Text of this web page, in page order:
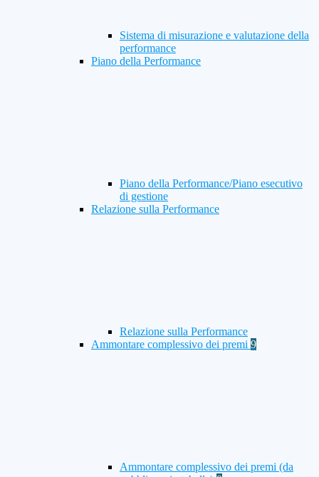
Sistema di misurazione e valutazione della
performance
Piano della Performance
Piano della Performance/Piano esecutivo
di gestione
Relazione sulla Performance
Relazione sulla Performance
Ammontare complessivo dei premi 9
Ammontare complessivo dei premi (da